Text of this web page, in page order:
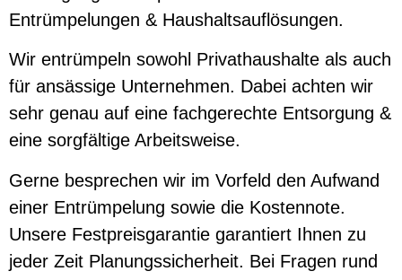
Entrümpelungen & Haushaltsauflösungen.
Wir entrümpeln sowohl Privathaushalte als auch
für ansässige Unternehmen. Dabei achten wir
sehr genau auf eine fachgerechte Entsorgung &
eine sorgfältige Arbeitsweise.
Gerne besprechen wir im Vorfeld den Aufwand
einer Entrümpelung sowie die Kostennote.
Unsere Festpreisgarantie garantiert Ihnen zu
jeder Zeit Planungssicherheit. Bei Fragen rund